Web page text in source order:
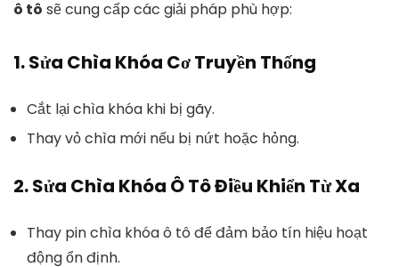
ô tô sẽ cung cấp các giải pháp phù hợp:
1.Sửa Chìa Khóa Cơ Truyền Thống
Cắt lại chìa khóa khi bị gãy.
Thay vỏ chìa mới nếu bị nứt hoặc hỏng.
2.Sửa Chìa Khóa Ô Tô Điều Khiển Từ Xa
Thay pin chìa khóa ô tô để đảm bảo tín hiệu hoạt
động ổn định.